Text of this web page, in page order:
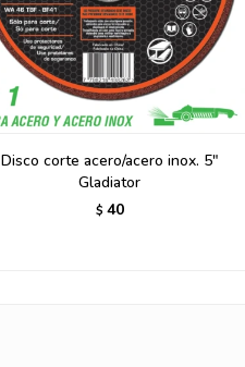
Disco corte acero/acero inox. 5"
Gladiator
$ 40